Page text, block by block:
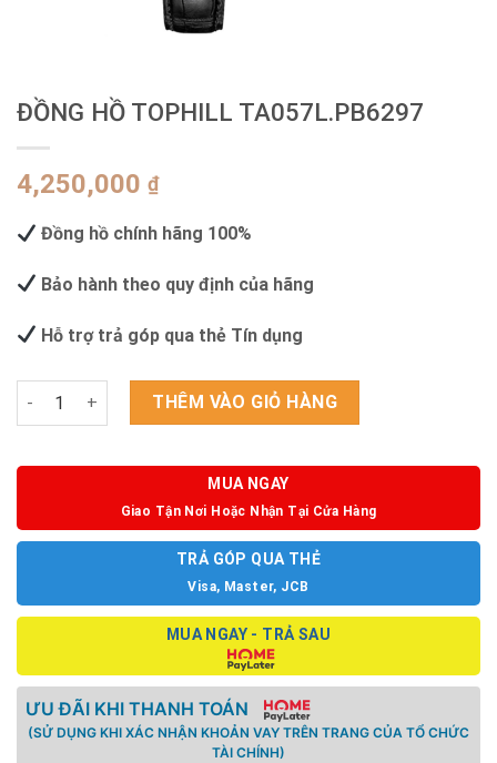
ĐỒNG HỒ TOPHILL TA057L.PB6297
4,250,000 ₫
Đồng hồ chính hãng 100%
Bảo hành theo quy định của hãng
Hỗ trợ trả góp qua thẻ Tín dụng
ĐỒNG HỒ TOPHILL TA057L.PB6297 số lượng
THÊM VÀO GIỎ HÀNG
MUA NGAY
Giao Tận Nơi Hoặc Nhận Tại Cửa Hàng
TRẢ GÓP QUA THẺ
Visa, Master, JCB
MUA NGAY - TRẢ SAU
ƯU ĐÃI KHI THANH TOÁN
(SỬ DỤNG KHI XÁC NHẬN KHOẢN VAY TRÊN TRANG CỦA TỔ CHỨC
TÀI CHÍNH)